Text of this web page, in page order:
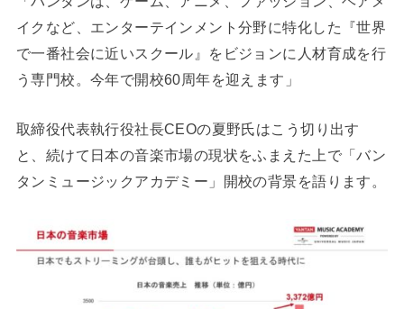
イクなど、エンターテインメント分野に特化した『世界
で一番社会に近いスクール』をビジョンに人材育成を行
う専門校。今年で開校60周年を迎えます」
取締役代表執行役社長CEOの夏野氏はこう切り出す
と、続けて日本の音楽市場の現状をふまえた上で「バン
タンミュージックアカデミー」開校の背景を語ります。